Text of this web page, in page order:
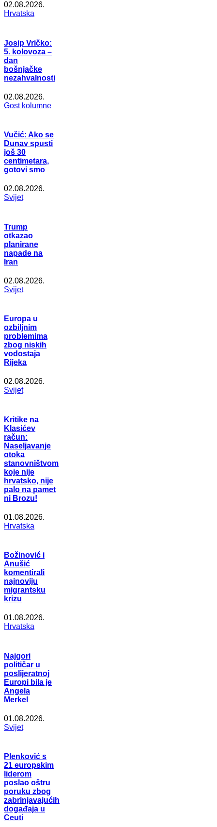
02.08.2026.
Hrvatska
Josip Vričko:
5. kolovoza –
dan
bošnjačke
nezahvalnosti
02.08.2026.
Gost kolumne
Vučić: Ako se
Dunav spusti
još 30
centimetara,
gotovi smo
02.08.2026.
Svijet
Trump
otkazao
planirane
napade na
Iran
02.08.2026.
Svijet
Europa u
ozbiljnim
problemima
zbog niskih
vodostaja
Rijeka
02.08.2026.
Svijet
Kritike na
Klasićev
račun:
Naseljavanje
otoka
stanovništvom
koje nije
hrvatsko, nije
palo na pamet
ni Brozu!
01.08.2026.
Hrvatska
Božinović i
Anušić
komentirali
najnoviju
migrantsku
krizu
01.08.2026.
Hrvatska
Najgori
političar u
poslijeratnoj
Europi bila je
Angela
Merkel
01.08.2026.
Svijet
Plenković s
21 europskim
liderom
poslao oštru
poruku zbog
zabrinjavajućih
događaja u
Ceuti